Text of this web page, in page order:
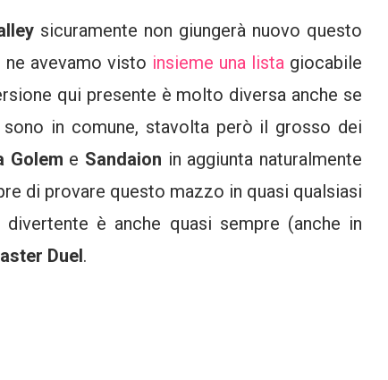
sicuramente non giungerà nuovo questo
avevamo visto insieme una listagiocabile
qui presente è molto diversa anche se
in comune, stavolta però il grosso dei
Golem e Sandaion in aggiunta naturalmente
di provare questo mazzo in quasi qualsiasi
è anche quasi sempre (anche in
Duel.